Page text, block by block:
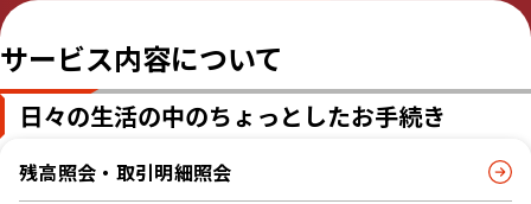
サービス内容について
日々の生活の中のちょっとしたお手続き
残高照会・取引明細照会